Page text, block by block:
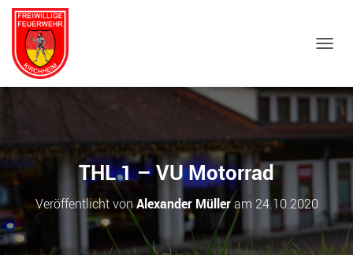
THL 1 – VU Motorrad
Veröffentlicht vonAlexander Mülleram 24.10.2020